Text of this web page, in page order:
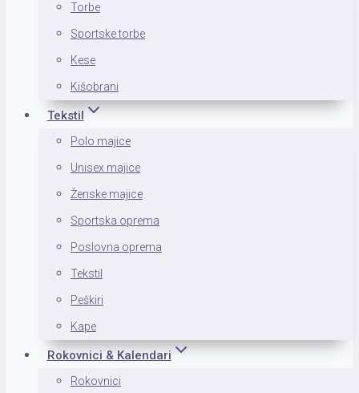
Torbe
Sportske torbe
Kese
Kišobrani
Tekstil
Polo majice
Unisex majice
Ženske majice
Sportska oprema
Poslovna oprema
Tekstil
Peškiri
Kape
Rokovnici & Kalendari
Rokovnici